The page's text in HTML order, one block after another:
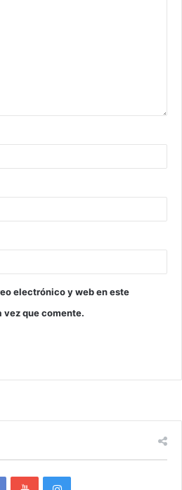
electrónico y web en este
vez que comente.